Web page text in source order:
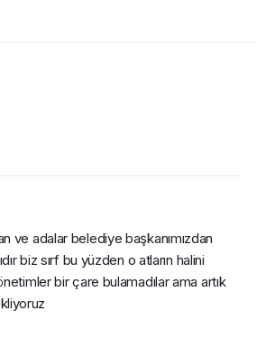
ve adalar belediye başkanımızdan
biz sırf bu yüzden o atların halini
bir çare bulamadılar ama artık